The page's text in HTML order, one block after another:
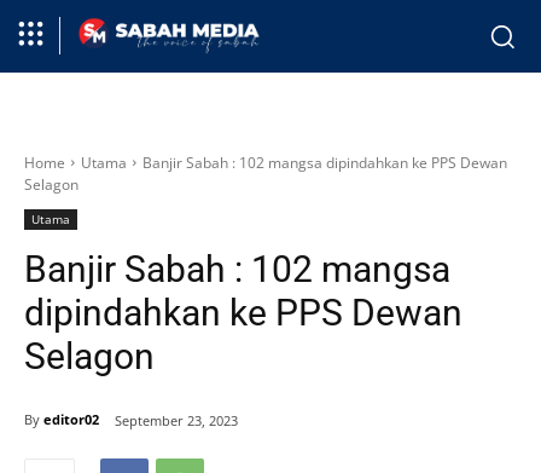
Home Utama
Banjir Sabah : 102 mangsa dipindahkan ke PPS Dewan
Selagon
Utama
Banjir Sabah : 102 mangsa
dipindahkan ke PPS Dewan
Selagon
By editor02 September 23, 2023